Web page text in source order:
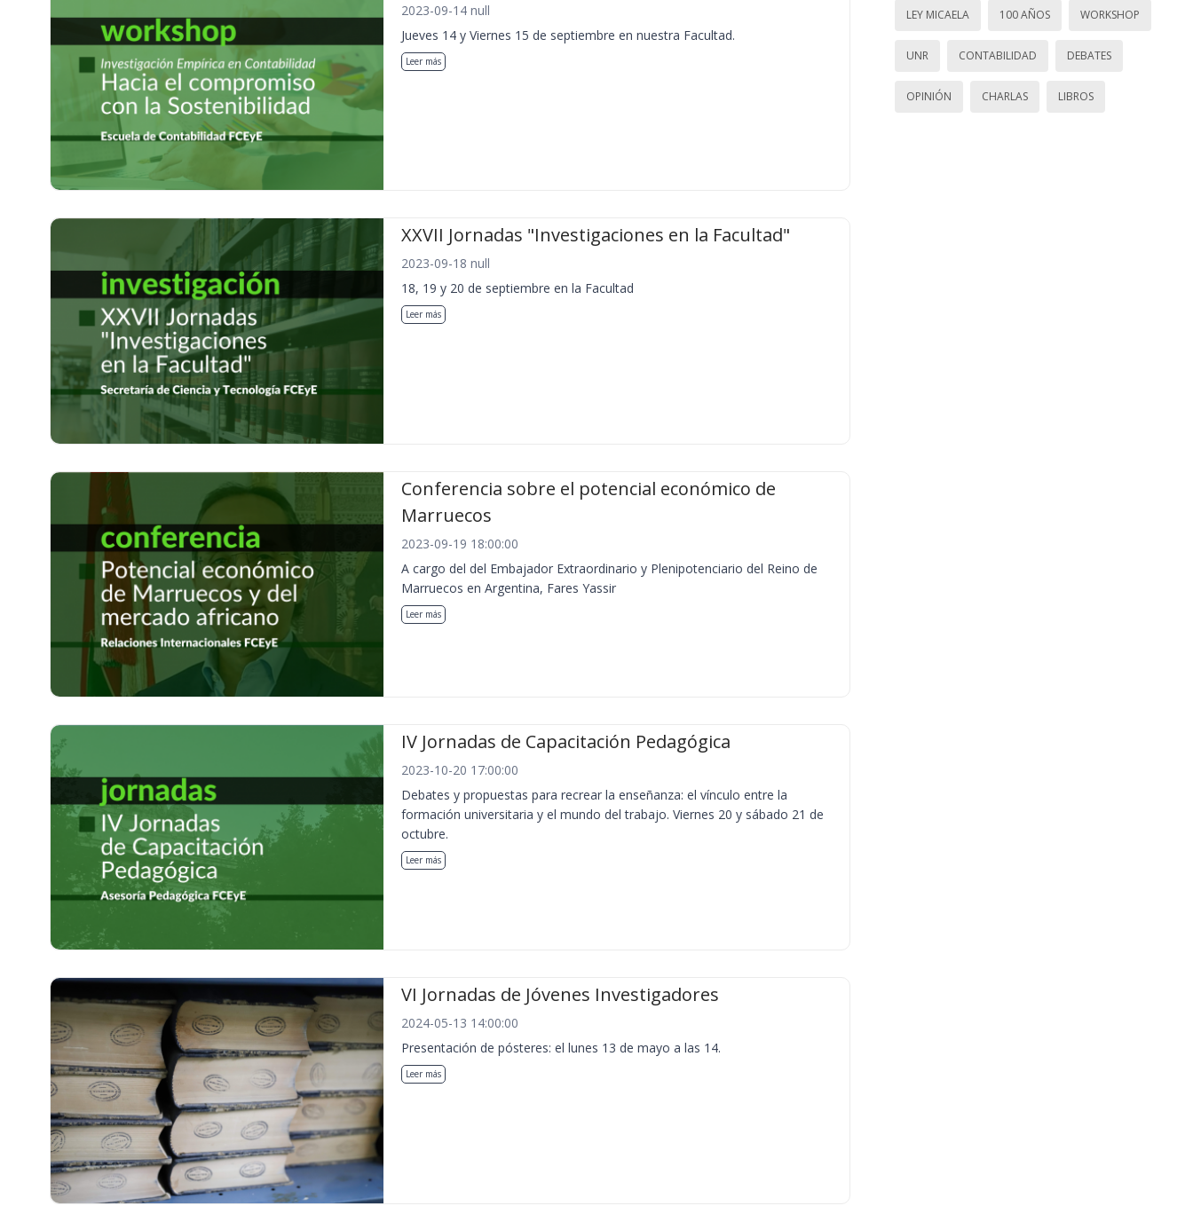
2023-09-14 null
Jueves 14 y Viernes 15 de septiembre en nuestra Facultad.
Leer más
XXVII Jornadas "Investigaciones en la Facultad"
2023-09-18 null
18, 19 y 20 de septiembre en la Facultad
Leer más
Conferencia sobre el potencial económico de
Marruecos
2023-09-19 18:00:00
A cargo del del Embajador Extraordinario y Plenipotenciario del Reino de
Marruecos en Argentina, Fares Yassir
Leer más
IV Jornadas de Capacitación Pedagógica
2023-10-20 17:00:00
Debates y propuestas para recrear la enseñanza: el vínculo entre la
formación universitaria y el mundo del trabajo. Viernes 20 y sábado 21 de
octubre.
Leer más
VI Jornadas de Jóvenes Investigadores
2024-05-13 14:00:00
Presentación de pósteres: el lunes 13 de mayo a las 14.
Leer más
LEY MICAELA 100 AÑOS WORKSHOP
UNR CONTABILIDAD DEBATES
OPINIÓN CHARLAS LIBROS